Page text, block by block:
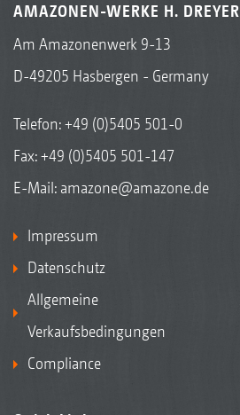
AMAZONEN-WERKE H.
Am Amazonenwerk 9-13
D-49205 Hasbergen - Germany
Telefon:+49 (0)5405 501-0
Fax: +49 (0)5405 501-147
E-Mail: amazone@amazone.de
Impressum
Datenschutz
Allgemeine
Verkaufsbedingungen
Compliance